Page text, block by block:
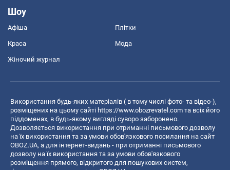
Шоу
Афіша Плітки
Краса Мода
Жіночий журнал
Використання будь-яких матеріалів ( в тому числі фото- та відео-),
розміщених на цьому сайті https://www.obozrevatel.com та всіх його
піддоменах, в будь-якому вигляді суворо заборонено.
Дозволяється використання при отриманні письмового дозволу
на їх використання та за умови обов'язкового посилання на сайт
OBOZ.UA, а для інтернет-видань - при отриманні письмового
дозволу на їх використання та за умови обов'язкового
розміщення прямого, відкритого для пошукових систем,